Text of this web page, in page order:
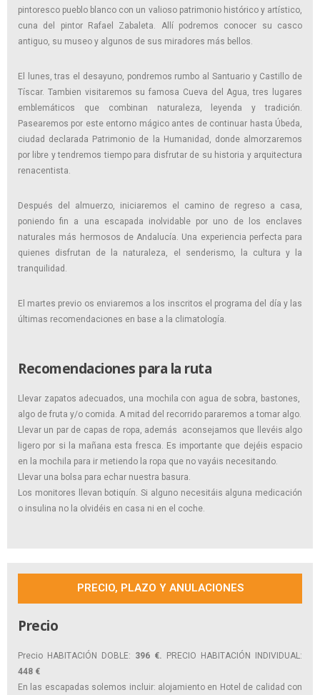
pintoresco pueblo blanco con un valioso patrimonio histórico y artístico,
cuna del pintor Rafael Zabaleta. Allí podremos conocer su casco
antiguo, su museo y algunos de sus miradores más bellos.
El lunes, tras el desayuno, pondremos rumbo al Santuario y Castillo de
Tíscar. Tambien visitaremos su famosa Cueva del Agua, tres lugares
emblemáticos que combinan naturaleza, leyenda y tradición.
Pasearemos por este entorno mágico antes de continuar hasta Úbeda,
ciudad declarada Patrimonio de la Humanidad, donde almorzaremos
por libre y tendremos tiempo para disfrutar de su historia y arquitectura
renacentista.
Después del almuerzo, iniciaremos el camino de regreso a casa,
poniendo fin a una escapada inolvidable por uno de los enclaves
naturales más hermosos de Andalucía. Una experiencia perfecta para
quienes disfrutan de la naturaleza, el senderismo, la cultura y la
tranquilidad.
El martes previo os enviaremos a los inscritos el programa del día y las
últimas recomendaciones en base a la climatología.
Recomendaciones para la ruta
Llevar zapatos adecuados, una mochila con agua de sobra, bastones,
algo de fruta y/o comida. A mitad del recorrido pararemos a tomar algo.
Llevar un par de capas de ropa, además aconsejamos que llevéis algo
ligero por si la mañana esta fresca. Es importante que dejéis espacio
en la mochila para ir metiendo la ropa que no vayáis necesitando.
Llevar una bolsa para echar nuestra basura.
Los monitores llevan botiquín. Si alguno necesitáis alguna medicación
o insulina no la olvidéis en casa ni en el coche.
PRECIO, PLAZO Y ANULACIONES
Precio
Precio HABITACIÓN DOBLE: 396 €. PRECIO HABITACIÓN INDIVIDUAL:
448 €
En las escapadas solemos incluir: alojamiento en Hotel de calidad con